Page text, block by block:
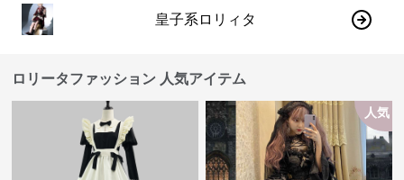
皇子系ロリィタ
ロリータファッション 人気アイテム
人気